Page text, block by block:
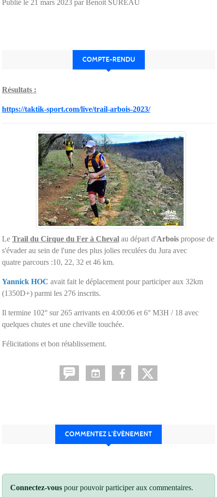
Publié le 21 mars 2023 par Benoit SUREAU
COMPTE-RENDU
Résultats :
https://taktik-sport.com/live/trail-arbois-2023/
Le Trail du Cirque du Fer à Cheval au départ d'Arbois propose de
s'évader au sein de l'une des plus jolies reculées du Jura avec
quatre parcours :10, 22, 32 et 46 km.
Yannick HOC avait fait le déplacement pour participer aux 32km
(1350D+) parmi les 276 inscrits.
Il termine 102° sur 265 arrivants en 4:00:06 et 6° M3H / 18 avec
quelques chutes et une cheville touchée.
Félicitations et bon rétablissement.
COMMENTEZ L’ÉVÈNEMENT
Connectez-vous pour pouvoir participer aux commentaires.